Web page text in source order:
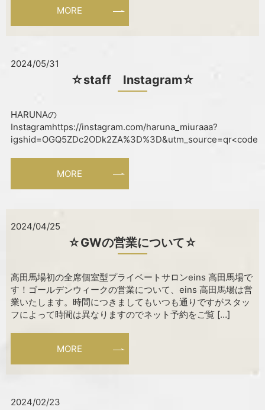
MORE
2024/05/31
☆staff Instagram☆
HARUNAの
Instagramhttps://instagram.com/haruna_miuraaa?
igshid=OGQ5ZDc2ODk2ZA%3D%3D&utm_source=qr<code
MORE
2024/04/25
☆GWの営業について☆
高田馬場初の全席個室型プライベートサロンeins 高田馬場で
す！ゴールデンウィークの営業について、eins 高田馬場は営
業いたします。時間につきましてもいつも通りですがスタッ
フによって時間は異なりますのでネット予約をご覧 […]
MORE
2024/02/23